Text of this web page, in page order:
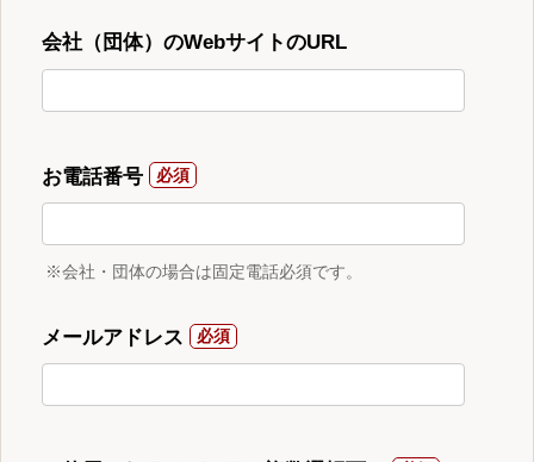
会社（団体）のWebサイトのURL
お電話番号
※会社・団体の場合は固定電話必須です。
メールアドレス